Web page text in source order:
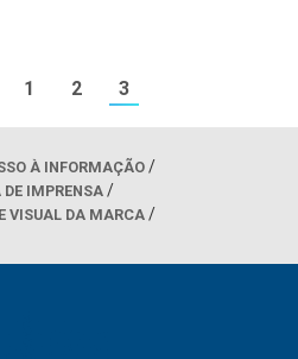
1 2 3
À INFORMAÇÃO
DE IMPRENSA
VISUAL DA MARCA